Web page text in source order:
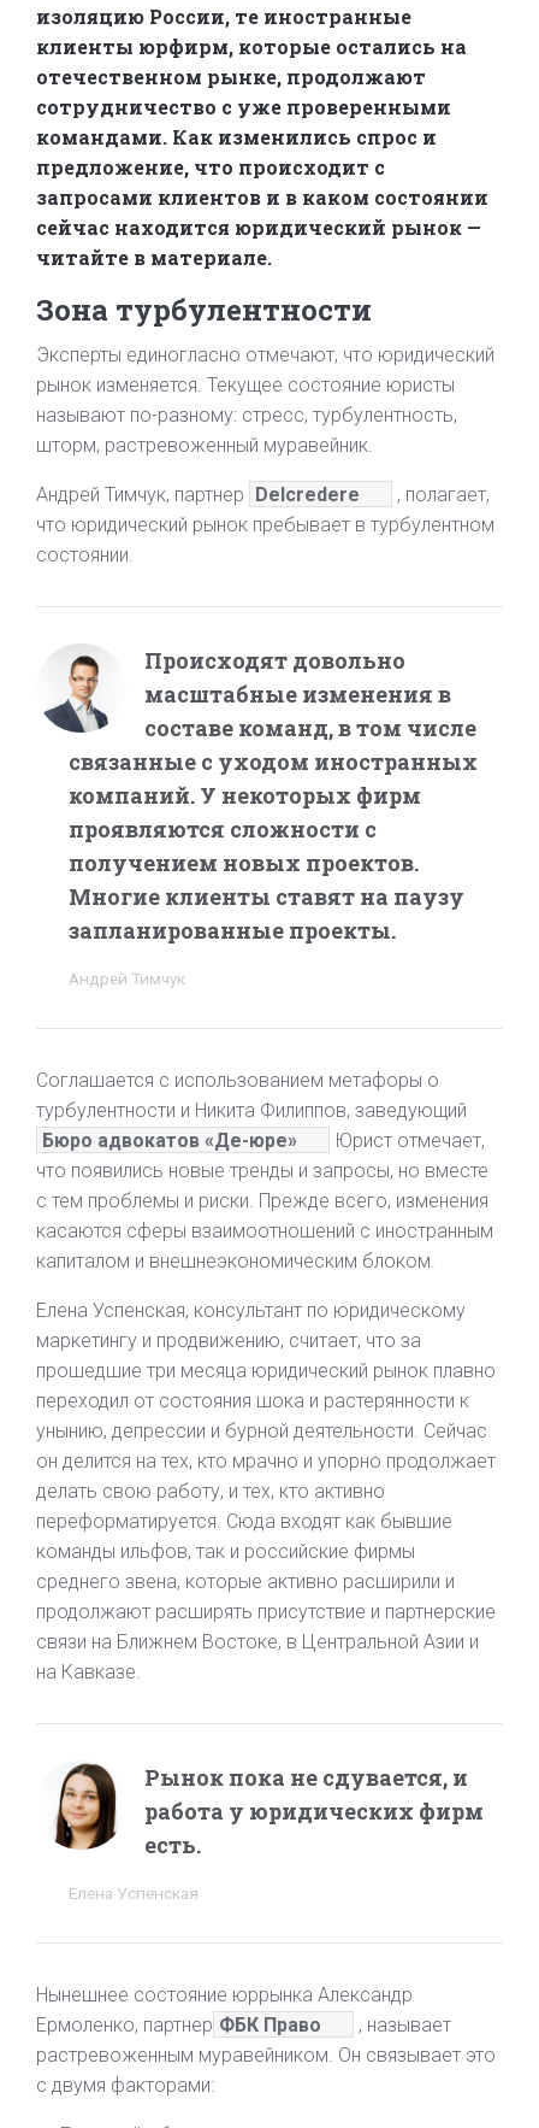
изоляцию России, те иностранные
клиенты юрфирм, которые остались на
отечественном рынке, продолжают
сотрудничество с уже проверенными
командами. Как изменились спрос и
предложение, что происходит с
запросами клиентов и в каком состоянии
сейчас находится юридический рынок —
читайте в материале.
Зона турбулентности
Эксперты единогласно отмечают, что юридический
рынок изменяется. Текущее состояние юристы
называют по-разному: стресс, турбулентность,
шторм, растревоженный муравейник.
Андрей Тимчук, партнер Delcredere
, полагает,
что юридический рынок пребывает в турбулентном
состоянии.
Происходят довольно
масштабные изменения в
составе команд, в том числе
связанные с уходом иностранных
компаний. У некоторых фирм
проявляются сложности с
получением новых проектов.
Многие клиенты ставят на паузу
запланированные проекты.
Андрей Тимчук
Соглашается с использованием метафоры о
турбулентности и Никита Филиппов, заведующий
Бюро адвокатов «Де-юре»
Юрист отмечает,
что появились новые тренды и запросы, но вместе
с тем проблемы и риски. Прежде всего, изменения
касаются сферы взаимоотношений с иностранным
капиталом и внешнеэкономическим блоком.
Елена Успенская, консультант по юридическому
маркетингу и продвижению, считает, что за
прошедшие три месяца юридический рынок плавно
переходил от состояния шока и растерянности к
унынию, депрессии и бурной деятельности. Сейчас
он делится на тех, кто мрачно и упорно продолжает
делать свою работу, и тех, кто активно
переформатируется. Сюда входят как бывшие
команды ильфов, так и российские фирмы
среднего звена, которые активно расширили и
продолжают расширять присутствие и партнерские
связи на Ближнем Востоке, в Центральной Азии и
на Кавказе.
Рынок пока не сдувается, и
работа у юридических фирм
есть.
Елена Успенская
Нынешнее состояние юррынка Александр
Ермоленко, партнер ФБК Право
, называет
растревоженным муравейником. Он связывает это
с двумя факторами: